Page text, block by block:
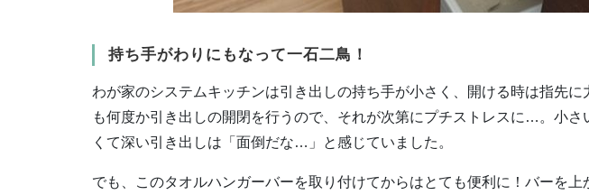
持ち手がわりにもなって一石二鳥！
わが家のシステムキッチンは引き出しの持ち手が小さく、開ける時は指先
も何度か引き出しの開閉を行うので、それが次第にプチストレスに…。小さ
くて深い引き出しは「面倒だな…」と感じていました。
でも、このタオルハンガーバーを取り付けてからはとても便利に！バーを上